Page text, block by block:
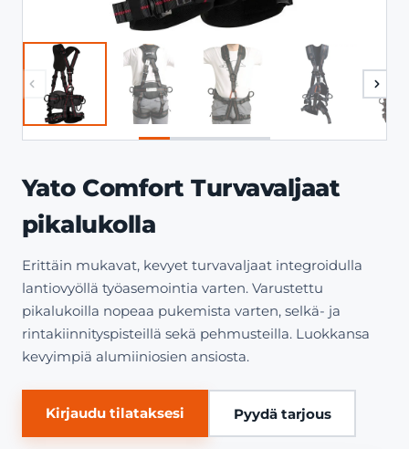
Yato Comfort Turvavaljaat
pikalukolla
Erittäin mukavat, kevyet turvavaljaat integroidulla
lantiovyöllä työasemointia varten. Varustettu
pikalukoilla nopeaa pukemista varten, selkä- ja
rintakiinnityspisteillä sekä pehmusteilla. Luokkansa
kevyimpiä alumiiniosien ansiosta.
Kirjaudu tilataksesi Pyydä tarjous